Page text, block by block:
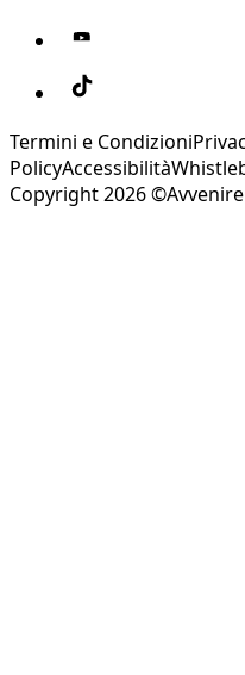
Termini e Condizioni
PolicyAccessibilità
Copyright 2026 ©Avvenire